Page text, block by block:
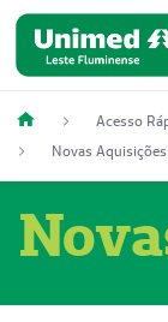
Acesso
Novas Aquisições